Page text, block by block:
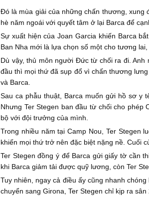
Đó là mùa giải của những chấn thương, xung
hè năm ngoái với quyết tâm ở lại Barca để
Sự xuất hiện của Joan Garcia khiến Barca
Ban Nha mới là lựa chọn số một cho tương
Dù vậy, thủ môn người Đức từ chối ra đi.
đầu thì mọi thứ đã sụp đổ vì chấn thương
và Barca.
Sau ca phẫu thuật, Barca muốn gửi hồ sơ y
Nhưng Ter Stegen ban đầu từ chối cho
bộ với đội trưởng của mình.
Trong nhiều năm tại Camp Nou, Ter Stegen
khiến mọi thứ trở nên đặc biệt nặng nề. Cuối
Ter Stegen đồng ý để Barca gửi giấy tờ cần
khi Barca giảm tải được quỹ lương, còn Ter
Tuy nhiên, ngay cả điều ấy cũng nhanh
chuyển sang Girona, Ter Stegen chỉ kịp ra